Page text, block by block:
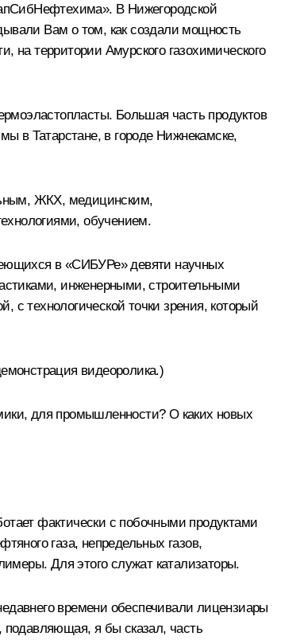
В Нижегородской
Вам о том, как создали мощность
на территории Амурского газохимического
Большая часть продуктов
в Татарстане, в городе Нижнекамске,
ЖКХ, медицинским,
обучением.
в «СИБУРе» девяти научных
инженерными, строительными
с технологической точки зрения, который
видеоролика.)
для промышленности? О каких новых
фактически с побочными продуктами
газа, непредельных газов,
Для этого служат катализаторы.
времени обеспечивали лицензиары
подавляющая, я бы сказал, часть